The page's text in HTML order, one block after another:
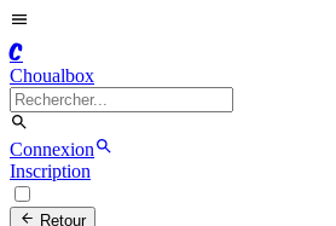
C
Choualbox
Connexion
Inscription
Retour